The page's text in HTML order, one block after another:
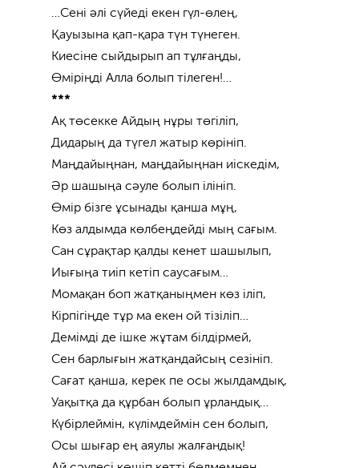
…Сені әлі сүйеді екен гүл-өлең,
Қауызына қап-қара түн түнеген.
Киесіне сыйдырып ап тұлғаңды,
Өміріңді Алла болып тілеген!…
***
Ақ төсекке Айдың нұры төгіліп,
Дидарың да түгел жатыр көрініп.
Маңдайыңнан, маңдайыңнан иіскедім,
Әр шашыңа сәуле болып ілініп.
Өмір бізге ұсынады қанша мұң,
Көз алдымда көлбеңдейді мың сағым.
Сан сұрақтар қалды кенет шашылып,
Иығыңа тиіп кетіп саусағым…
Момақан боп жатқаныңмен көз іліп,
Кірпігіңде тұр ма екен ой тізіліп…
Демімді де ішке жұтам білдірмей,
Сен барлығын жатқандайсың сезініп.
Сағат қанша, керек пе осы жылдамдық,
Уақытқа да құрбан болып ұрландық…
Күбірлеймін, күлімдеймін сен болып,
Осы шығар ең аяулы жалғандық!